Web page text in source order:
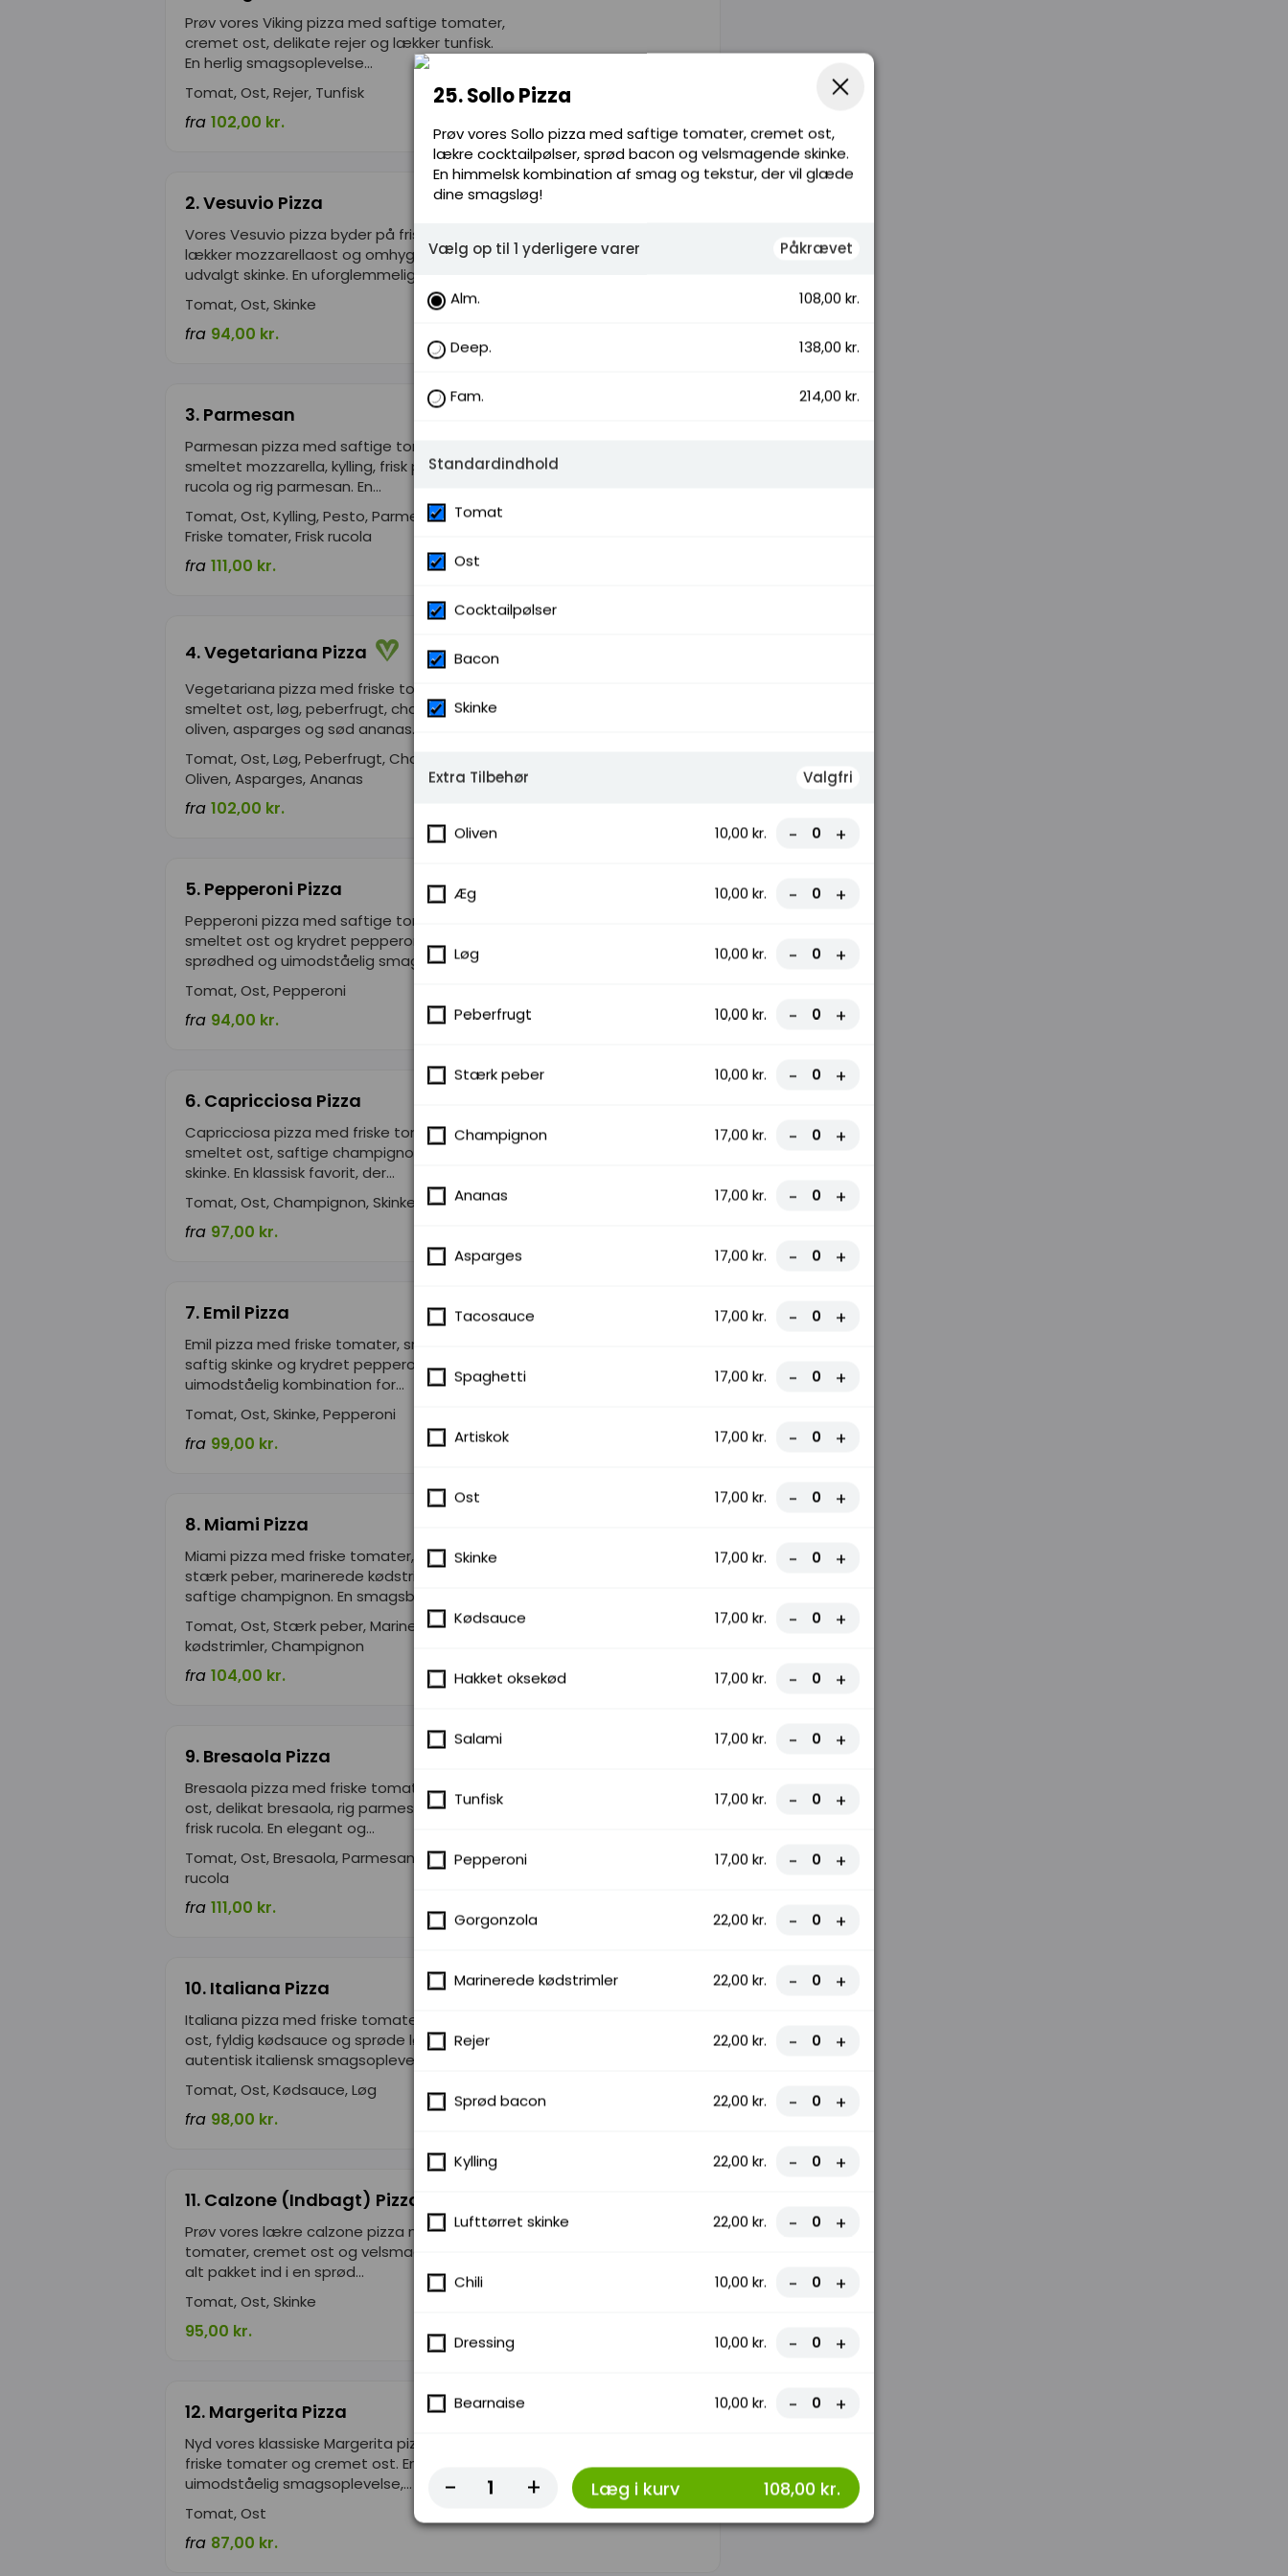
Prøv vores Viking pizza med saftige tomater,
cremet ost, delikate rejer og lækker tunfisk.
En herlig smagsoplevelse...
Tomat, Ost, Rejer, Tunfisk
fra 102,00 kr.
2. Vesuvio Pizza
Vores Vesuvio pizza byder på frisk tomat,
lækker mozzarellaost og omhyggeligt
udvalgt skinke. En uforglemmelig...
Tomat, Ost, Skinke
fra 94,00 kr.
3. Parmesan
Parmesan pizza med saftige tomater,
smeltet mozzarella, kylling, frisk pesto, sprød
rucola og rig parmesan. En...
Tomat, Ost, Kylling, Pesto, Parmesanost,
Friske tomater, Frisk rucola
fra 111,00 kr.
4. Vegetariana Pizza
Vegetariana pizza med friske tomater,
smeltet ost, løg, peberfrugt, champignon,
oliven, asparges og sød ananas....
Tomat, Ost, Løg, Peberfrugt, Champignon,
Oliven, Asparges, Ananas
fra 102,00 kr.
5. Pepperoni Pizza
Pepperoni pizza med saftige tomater,
smeltet ost og krydret pepperoni. Perfekt
sprødhed og uimodståelig smag...
Tomat, Ost, Pepperoni
fra 94,00 kr.
6. Capricciosa Pizza
Capricciosa pizza med friske tomater,
smeltet ost, saftige champignon og lækker
skinke. En klassisk favorit, der...
Tomat, Ost, Champignon, Skinke
fra 97,00 kr.
7. Emil Pizza
Emil pizza med friske tomater, smeltet ost,
saftig skinke og krydret pepperoni. En
uimodståelig kombination for...
Tomat, Ost, Skinke, Pepperoni
fra 99,00 kr.
8. Miami Pizza
Miami pizza med friske tomater, smeltet ost,
stærk peber, marinerede kødstrimler og
saftige champignon. En smagsbombe...
Tomat, Ost, Stærk peber, Marinerede
kødstrimler, Champignon
fra 104,00 kr.
9. Bresaola Pizza
Bresaola pizza med friske tomater, smeltet
ost, delikat bresaola, rig parmesanost og
frisk rucola. En elegant og...
Tomat, Ost, Bresaola, Parmesanost, Frisk
rucola
fra 111,00 kr.
10. Italiana Pizza
Italiana pizza med friske tomater, smeltet
ost, fyldig kødsauce og sprøde løg. En
autentisk italiensk smagsoplevelse,...
Tomat, Ost, Kødsauce, Løg
fra 98,00 kr.
11. Calzone (Indbagt) Pizza
Prøv vores lækre calzone pizza med saftige
tomater, cremet ost og velsmagende skinke,
alt pakket ind i en sprød...
Tomat, Ost, Skinke
95,00 kr.
12. Margerita Pizza
Nyd vores klassiske Margerita pizza med
friske tomater og cremet ost. En simpel, men
uimodståelig smagsoplevelse,...
Tomat, Ost
fra 87,00 kr.
25. Sollo Pizza
Prøv vores Sollo pizza med saftige tomater, cremet ost,
lækre cocktailpølser, sprød bacon og velsmagende skinke.
En himmelsk kombination af smag og tekstur, der vil glæde
dine smagsløg!
Vælg op til 1 yderligere varer Påkrævet
Alm. 108,00 kr.
Deep. 138,00 kr.
Fam. 214,00 kr.
Standardindhold
Tomat
Ost
Cocktailpølser
Bacon
Skinke
Extra Tilbehør Valgfri
Oliven 10,00 kr. - +
Æg 10,00 kr. - +
Løg 10,00 kr. - +
Peberfrugt 10,00 kr. - +
Stærk peber 10,00 kr. - +
Champignon 17,00 kr. - +
Ananas 17,00 kr. - +
Asparges 17,00 kr. - +
Tacosauce 17,00 kr. - +
Spaghetti 17,00 kr. - +
Artiskok 17,00 kr. - +
Ost 17,00 kr. - +
Skinke 17,00 kr. - +
Kødsauce 17,00 kr. - +
Hakket oksekød 17,00 kr. - +
Salami 17,00 kr. - +
Tunfisk 17,00 kr. - +
Pepperoni 17,00 kr. - +
Gorgonzola 22,00 kr. - +
Marinerede kødstrimler 22,00 kr. - +
Rejer 22,00 kr. - +
Sprød bacon 22,00 kr. - +
Kylling 22,00 kr. - +
Lufttørret skinke 22,00 kr. - +
Chili 10,00 kr. - +
Dressing 10,00 kr. - +
Bearnaise 10,00 kr. - +
- + Læg i kurv 108,00 kr.